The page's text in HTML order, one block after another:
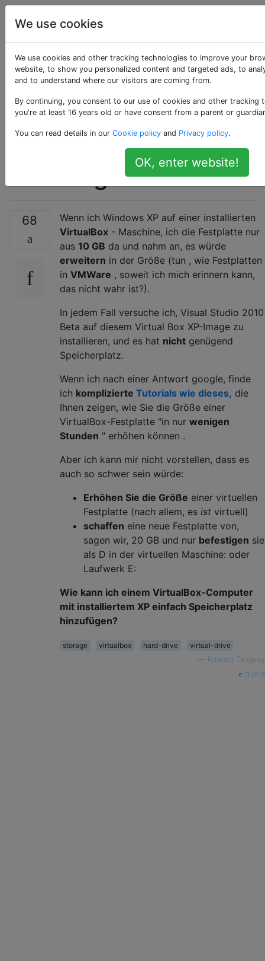
Programmierung
Wie kann ich einem
VirtualBox-Computer
mit installiertem XP
einfach Speicher
hinzufügen?
68
Wenn ich Windows XP auf einer installierten
VirtualBox - Maschine, ich die Festplatte nur
aus 10 GB da und nahm an, es würde
erweitern in der Größe (tun , wie Festplatten
in VMWare , soweit ich mich erinnern kann,
das nicht wahr ist?).
In jedem Fall versuche ich, Visual Studio 2010
Beta auf diesem Virtual Box XP-Image zu
installieren, und es hat nicht genügend
Speicherplatz.
Wenn ich nach einer Antwort google, finde
ich komplizierte Tutorials wie dieses, die
Ihnen zeigen, wie Sie die Größe einer
VirtualBox-Festplatte "in nur wenigen
Stunden " erhöhen können .
Aber ich kann mir nicht vorstellen, dass es
auch so schwer sein würde:
Erhöhen Sie die Größe einer virtuellen
Festplatte (nach allem, es ist virtuell)
schaffen eine neue Festplatte von,
sagen wir, 20 GB und nur befestigen sie
als D in der virtuellen Maschine: oder
Laufwerk E:
Wie kann ich einem VirtualBox-Computer
mit installiertem XP einfach Speicherplatz
hinzufügen?
storage virtualbox hard-drive
virtual-drive
Edward Tanguay
quelle
We use cookies
We use cookies and other tracking technologies to improve your
website, to show you personalized content and targeted ads, to
and to understand where our visitors are coming from.
By continuing, you consent to our use of cookies and other tracking
you're at least 16 years old or have consent from a parent or
You can read details in our Cookie policy and Privacy policy.
OK, enter website!